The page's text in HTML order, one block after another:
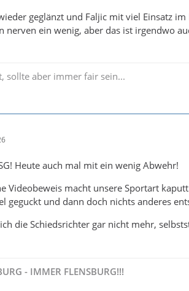
geglänzt und Faljic mit viel Einsatz
nerven ein wenig, aber das ist irgendwo
sollte aber immer fair sein...
Heute auch mal mit ein wenig Abwehr!
Videobeweis macht unsere Sportart
geguckt und dann doch nichts anderes
die Schiedsrichter gar nicht mehr,
- IMMER FLENSBURG!!!